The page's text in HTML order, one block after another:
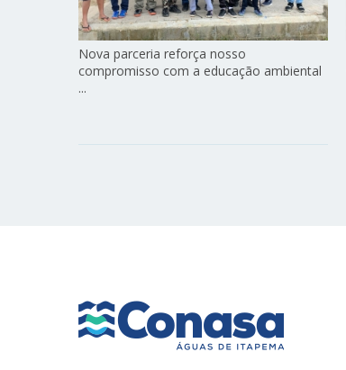
Nova parceria reforça nosso
compromisso com a educação ambiental
...